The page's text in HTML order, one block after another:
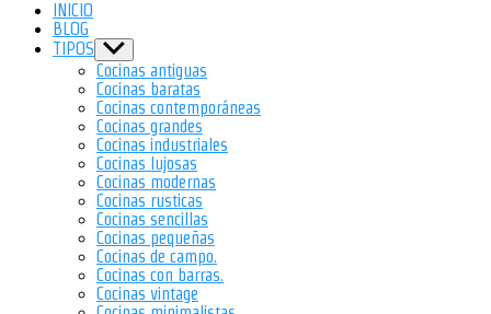
INICIO
BLOG
TIPOS Show
sub
menu
Cocinas antiguas
Cocinas baratas
Cocinas contemporáneas
Cocinas grandes
Cocinas industriales
Cocinas lujosas
Cocinas modernas
Cocinas rusticas
Cocinas sencillas
Cocinas pequeñas
Cocinas de campo.
Cocinas con barras.
Cocinas vintage